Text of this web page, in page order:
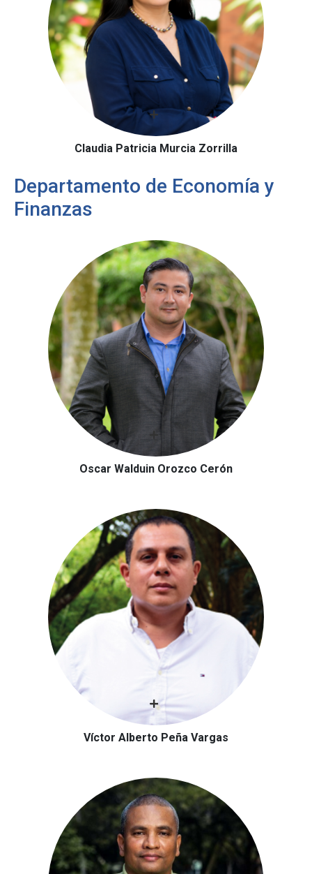
Claudia Patricia Murcia Zorrilla
Departamento de Economía y
Finanzas
Oscar Walduin Orozco Cerón
Víctor Alberto Peña Vargas